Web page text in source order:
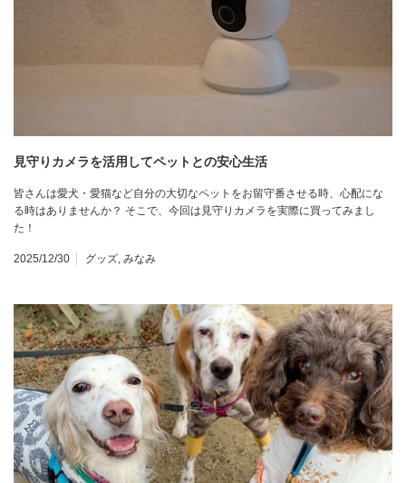
見守りカメラを活用してペットとの安心生活
皆さんは愛犬・愛猫など自分の大切なペットをお留守番させる時、心配にな
る時はありませんか？ そこで、今回は見守りカメラを実際に買ってみまし
た！
2025/12/30 グッズ, みなみ